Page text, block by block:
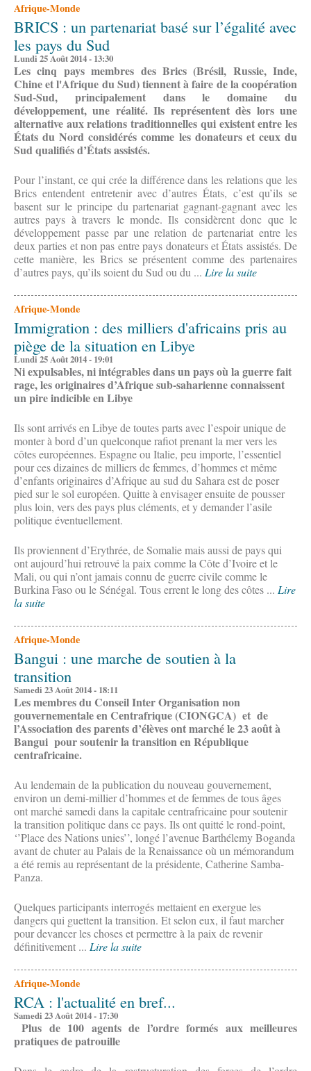
Afrique-Monde
BRICS : un partenariat basé sur l’égalité avec
les pays du Sud
Lundi 25 Août 2014 - 13:30
Les cinq pays membres des Brics (Brésil, Russie, Inde,
Chine et l'Afrique du Sud) tiennent à faire de la coopération
Sud-Sud, principalement dans le domaine du
développement, une réalité. Ils représentent dès lors une
alternative aux relations traditionnelles qui existent entre les
États du Nord considérés comme les donateurs et ceux du
Sud qualifiés d’États assistés.
Pour l’instant, ce qui crée la différence dans les relations que les
Brics entendent entretenir avec d’autres États, c’est qu’ils se
basent sur le principe du partenariat gagnant-gagnant avec les
autres pays à travers le monde. Ils considèrent donc que le
développement passe par une relation de partenariat entre les
deux parties et non pas entre pays donateurs et États assistés. De
cette manière, les Brics se présentent comme des partenaires
d’autres pays, qu’ils soient du Sud ou du ... Lire la suite
Afrique-Monde
Immigration : des milliers d'africains pris au
piège de la situation en Libye
Lundi 25 Août 2014 - 19:01
Ni expulsables, ni intégrables dans un pays où la guerre fait
rage, les originaires d’Afrique sub-saharienne connaissent
un pire indicible en Libye
Ils sont arrivés en Libye de toutes parts avec l’espoir unique de
monter à bord d’un quelconque rafiot prenant la mer vers les
côtes européennes. Espagne ou Italie, peu importe, l’essentiel
pour ces dizaines de milliers de femmes, d’hommes et même
d’enfants originaires d’Afrique au sud du Sahara est de poser
pied sur le sol européen. Quitte à envisager ensuite de pousser
plus loin, vers des pays plus cléments, et y demander l’asile
politique éventuellement.
Ils proviennent d’Erythrée, de Somalie mais aussi de pays qui
ont aujourd’hui retrouvé la paix comme la Côte d’Ivoire et le
Mali, ou qui n’ont jamais connu de guerre civile comme le
Burkina Faso ou le Sénégal. Tous errent le long des côtes ... Lire
la suite
Afrique-Monde
Bangui : une marche de soutien à la
transition
Samedi 23 Août 2014 - 18:11
Les membres du Conseil Inter Organisation non
gouvernementale en Centrafrique (CIONGCA) et de
l’Association des parents d’élèves ont marché le 23 août à
Bangui pour soutenir la transition en République
centrafricaine.
Au lendemain de la publication du nouveau gouvernement,
environ un demi-millier d’hommes et de femmes de tous âges
ont marché samedi dans la capitale centrafricaine pour soutenir
la transition politique dans ce pays. Ils ont quitté le rond-point,
‘’Place des Nations unies’’, longé l’avenue Barthélemy Boganda
avant de chuter au Palais de la Renaissance où un mémorandum
a été remis au représentant de la présidente, Catherine Samba-
Panza.
Quelques participants interrogés mettaient en exergue les
dangers qui guettent la transition. Et selon eux, il faut marcher
pour devancer les choses et permettre à la paix de revenir
définitivement ... Lire la suite
Afrique-Monde
RCA : l'actualité en bref...
Samedi 23 Août 2014 - 17:30
Plus de 100 agents de l’ordre formés aux meilleures
pratiques de patrouille